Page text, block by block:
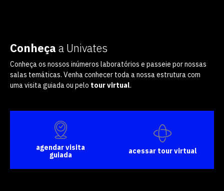
Conheça a Univates
Conheça os nossos inúmeros laboratórios e passeie por nossas
salas temáticas. Venha conhecer toda a nossa estrutura com
uma visita guiada ou pelo tour virtual.
agendar visita
guiada
acessar tour virtual